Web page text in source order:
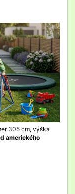
305 cm, výška
amerického